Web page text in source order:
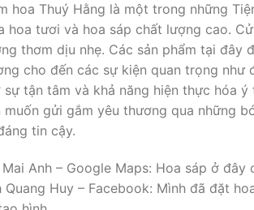
hoa Thuý Hằng là một trong những
hoa tươi và hoa sáp chất lượng cao.
thơm dịu nhẹ. Các sản phẩm tại
cho đến các sự kiện quan trọng như
sự tận tâm và khả năng hiện thực hóa
muốn gửi gắm yêu thương qua những
tin cậy.
Mai Anh – Google Maps: Hoa sáp ở
Quang Huy – Facebook: Mình đã đặt